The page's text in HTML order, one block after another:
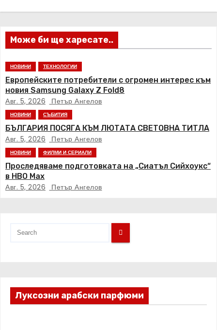
ц
и
я
Може би ще харесате..
НОВИНИ ТЕХНОЛОГИИ
Европейските потребители с огромен интерес към
новия Samsung Galaxy Z Fold8
Авг. 5, 2026 Петър Ангелов
НОВИНИ СЪБИТИЯ
БЪЛГАРИЯ ПОСЯГА КЪМ ЛЮТАТА СВЕТОВНА ТИТЛА
Авг. 5, 2026 Петър Ангелов
НОВИНИ ФИЛМИ И СЕРИАЛИ
Проследяваме подготовката на „Сиатъл Сийхоукс“
в HBO Max
Авг. 5, 2026 Петър Ангелов
Луксозни арабски парфюми